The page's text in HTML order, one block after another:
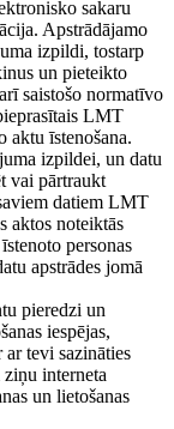
sakaru
Apstrādājamo
izpildi, tostarp
un pieteikto
saistošo normatīvo
LMT
aktu īstenošana.
izpildei, un datu
vai pārtraukt
datiem LMT
aktos noteiktās
personas
apstrādes jomā
pieredzi un
iespējas,
tevi sazināties
interneta
un lietošanas